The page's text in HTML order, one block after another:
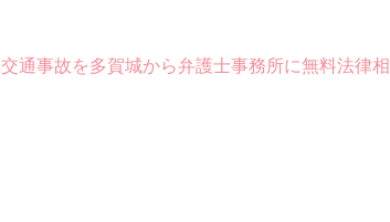
交通事故を多賀城から弁護士事務所に無料法律